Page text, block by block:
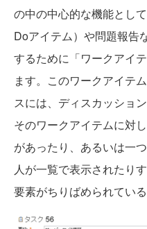
の中の中心的な機能とし
Doアイテム）や問題報告
するために「ワークアイ
ます。このワークアイテ
スには、ディスカッショ
そのワークアイテムに対
があったり、あるいは一
人が一覧で表示されたり
要素がちりばめられてい